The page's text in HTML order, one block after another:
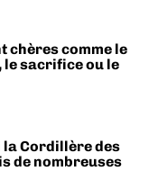
chères comme le
sacrifice ou le
la Cordillère des
de nombreuses